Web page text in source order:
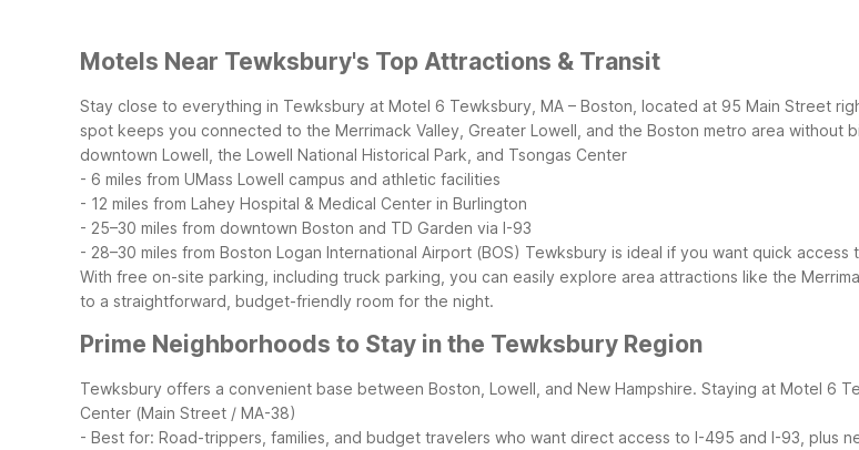
Motels Near Tewksbury's Top Attractions & Transit
Stay close to everything in Tewksbury at Motel 6 Tewksbury, MA – Boston, located at 95 Main Street
spot keeps you connected to the Merrimack Valley, Greater Lowell, and the Boston metro area without
downtown Lowell, the Lowell National Historical Park, and Tsongas Center
- 6 miles from UMass Lowell campus and athletic facilities
- 12 miles from Lahey Hospital & Medical Center in Burlington
- 25–30 miles from downtown Boston and TD Garden via I-93
- 28–30 miles from Boston Logan International Airport (BOS) Tewksbury is ideal if you want quick access
With free on-site parking, including truck parking, you can easily explore area attractions like the
to a straightforward, budget-friendly room for the night.
Prime Neighborhoods to Stay in the Tewksbury Region
Tewksbury offers a convenient base between Boston, Lowell, and New Hampshire. Staying at Motel 6
Center (Main Street / MA-38)
- Best for: Road-trippers, families, and budget travelers who want direct access to I-495 and I-93, plus